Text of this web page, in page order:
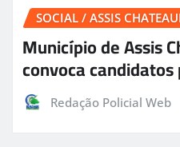
SOCIAL / ASSIS
Município de Assis
convoca candidatos
Redação Policial Web